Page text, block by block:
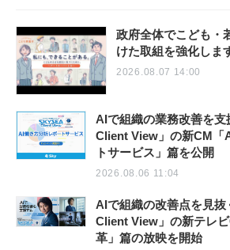
政府全体でこども・
けた取組を強化しま
2026.08.07 14:00
AIで組織の業務改善を
Client View」の新CM「
トサービス」篇を公開
2026.08.06 11:04
AIで組織の改善点を見
Client View」の新テレ
革」篇の放映を開始